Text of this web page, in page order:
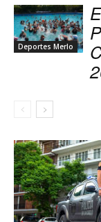
Deportes Merlo